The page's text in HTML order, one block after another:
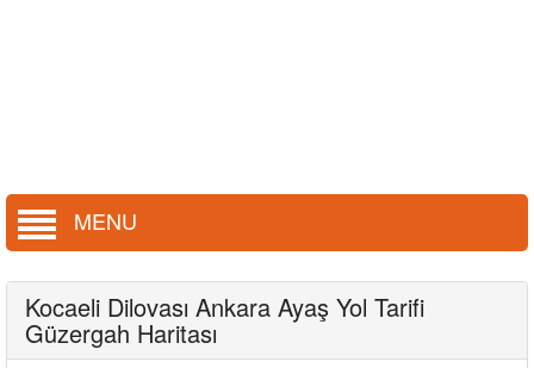
MENU
Kocaeli Dilovası Ankara Ayaş Yol Tarifi
Güzergah Haritası